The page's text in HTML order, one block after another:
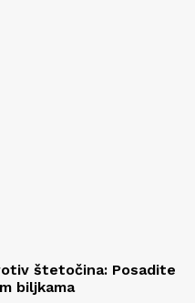
štetočina: Posadite
biljkama